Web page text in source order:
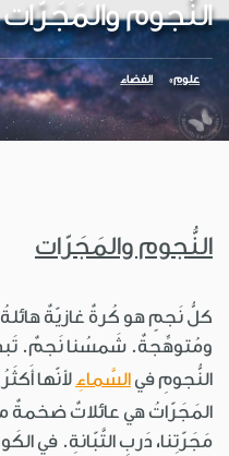
النُّجوم
علوم الفضاء
النُّجوم والمَجَرّات
كلُّ نَجمٍ هو كُرةٌ غازيّةٌ
ومُتوهِّجةٌ. شَمسُنا نَجمٌ.
النُّجومِ في السَّماءِ لأنّها
المَجَرّاتُ هي عائلاتٌ ضخمةٌ
مَجَرّتِنا، دَربِ التَّبّانةِ. في